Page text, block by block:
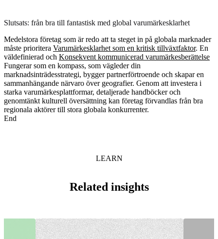
Slutsats: från bra till fantastisk med global varumärkesklarhet
Medelstora företag som är redo att ta steget in på globala marknader
måste prioritera Varumärkesklarhet som en kritisk tillväxtfaktor. En
väldefinierad och Konsekvent kommunicerad varumärkesberättelse
Fungerar som en kompass, som vägleder din
marknadsinträdesstrategi, bygger partnerförtroende och skapar en
sammanhängande närvaro över geografier. Genom att investera i
starka varumärkesplattformar, detaljerade handböcker och
genomtänkt kulturell översättning kan företag förvandlas från bra
regionala aktörer till stora globala konkurrenter.
End
LEARN
Related insights